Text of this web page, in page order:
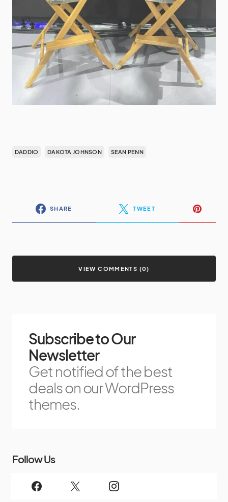
DADDIO DAKOTA JOHNSON SEAN PENN
SHARE TWEET
VIEW COMMENTS (0)
Subscribe to Our
Newsletter
Get notified of the best
deals on our WordPress
themes.
Follow Us